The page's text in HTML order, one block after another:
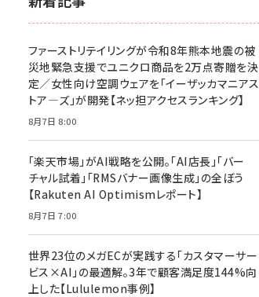
ファーストリテイリングが令和8年熊本地震の被
災地緊急支援でユニクロ商品を2万点寄贈を決
定／女性向け空調ウェアを「イーザッカマニアス
トア―ズ」が開発【ネッ担アクセスランキング】
8月7日 8:00
「楽天市場」がAI戦略を公開。「AI店長」「バー
チャル試着」「RMSバナー画像生成」の全ぼう
【Rakuten AI Optimismレポート】
8月7日 7:00
世界23位のメガECが実践する「カスタマーサー
ビス×AI」の最適解。3年で顧客満足度144%向
上した【Lululemon事例】